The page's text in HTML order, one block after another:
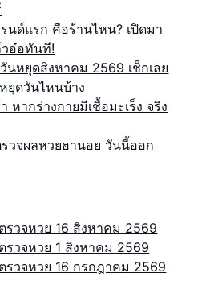
ด์แรก คือร้านไหน? เปิดมา
อ๋อทันที!
นหยุดสิงหาคม 2569 เช็กเลย
ยุดวันไหนบ้าง
ากร่างกายมีเชื้อมะเร็ง จริง
วจผลหวยฮานอย วันนี้ออก
รวจหวย 16 สิงหาคม 2569
รวจหวย 1 สิงหาคม 2569
รวจหวย 16 กรกฎาคม 2569